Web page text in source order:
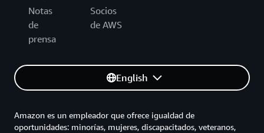
Notas
de
prensa
Socios
de AWS
English
Amazon es un empleador que ofrece igualdad de
oportunidades: minorías, mujeres, discapacitados, veteranos,